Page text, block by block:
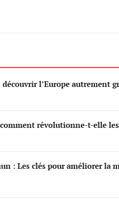
découvrir l’Europe autrement
révolutionne-t-elle
: Les clés pour améliorer la